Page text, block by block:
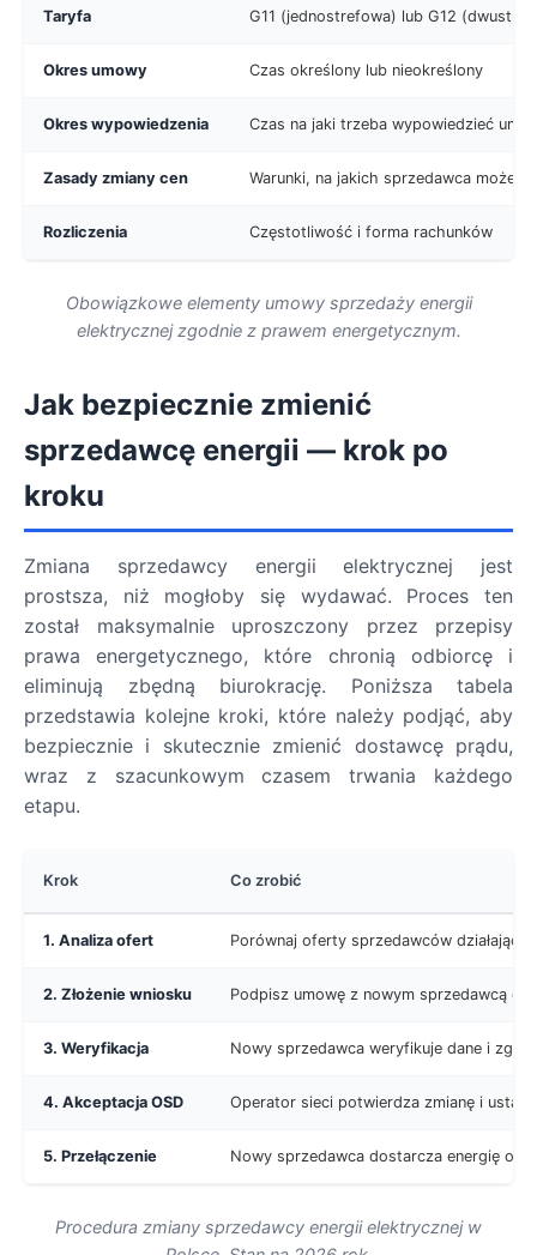
Taryfa G11 (jednostrefowa) lub G12
Okres umowy Czas określony lub nieokreślony
Okres wypowiedzenia Czas na jaki trzeba wypowiedzieć
Zasady zmiany cen Warunki, na jakich sprzedawca może
Rozliczenia Częstotliwość i forma rachunków
Obowiązkowe elementy umowy sprzedaży energii
elektrycznej zgodnie z prawem energetycznym.
Jak bezpiecznie zmienić
sprzedawcę energii — krok po
kroku
Zmiana sprzedawcy energii elektrycznej jest
prostsza, niż mogłoby się wydawać. Proces ten
został maksymalnie uproszczony przez przepisy
prawa energetycznego, które chronią odbiorcę i
eliminują zbędną biurokrację. Poniższa tabela
przedstawia kolejne kroki, które należy podjąć, aby
bezpiecznie i skutecznie zmienić dostawcę prądu,
wraz z szacunkowym czasem trwania każdego
etapu.
Krok Co zrobić
1. Analiza ofert Porównaj oferty sprzedawców
2. Złożenie wniosku Podpisz umowę z nowym sprzedawcą
3. Weryfikacja Nowy sprzedawca weryfikuje dane i
4. Akceptacja OSD Operator sieci potwierdza zmianę i ustala
5. Przełączenie Nowy sprzedawca dostarcza energię od
Procedura zmiany sprzedawcy energii elektrycznej w